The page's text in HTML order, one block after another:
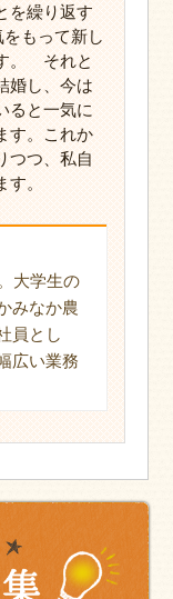
を繰り返す
もって新し
。 それと
婚し、今は
ると一気に
す。これか
つつ、私自
。
大学生の
みなか農
員とし
広い業務